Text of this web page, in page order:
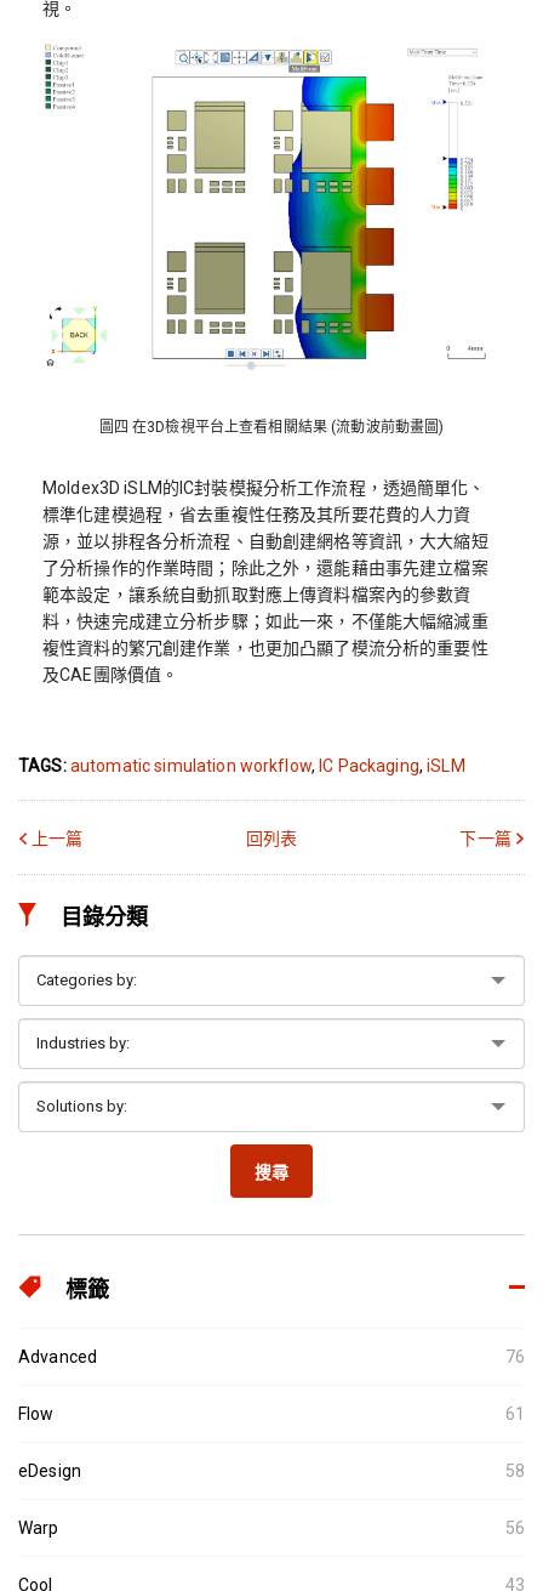
視。
圖四 在3D檢視平台上查看相關結果 (流動波前動畫圖)
Moldex3D iSLM的IC封裝模擬分析工作流程，透過簡單化、
標準化建模過程，省去重複性任務及其所要花費的人力資
源，並以排程各分析流程、自動創建網格等資訊，大大縮短
了分析操作的作業時間；除此之外，還能藉由事先建立檔案
範本設定，讓系統自動抓取對應上傳資料檔案內的參數資
料，快速完成建立分析步驟；如此一來，不僅能大幅縮減重
複性資料的繁冗創建作業，也更加凸顯了模流分析的重要性
及CAE團隊價值。
TAGS:automatic simulation workflow, IC Packaging,iSLM
上一篇 回列表 下一篇
目錄分類
搜尋
標籤
Advanced 76
Flow 61
eDesign 58
Warp 56
Cool 43